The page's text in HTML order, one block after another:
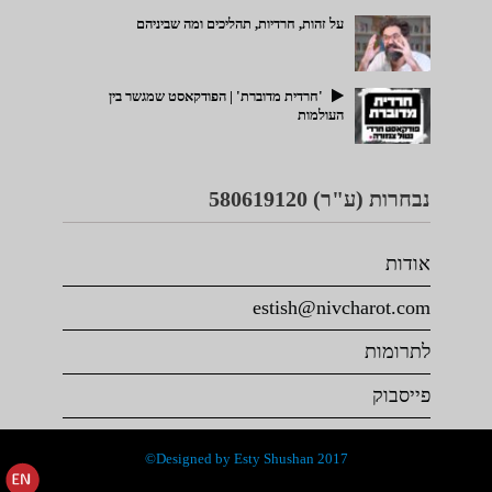
על זהות, חרדיות, תהליכים ומה שביניהם
'חרדית מדוברת' | הפודקאסט שמגשר בין
העולמות
נבחרות (ע"ר) 580619120
אודות
estish@nivcharot.com
לתרומות
פייסבוק
Designed by Esty Shushan 2017©